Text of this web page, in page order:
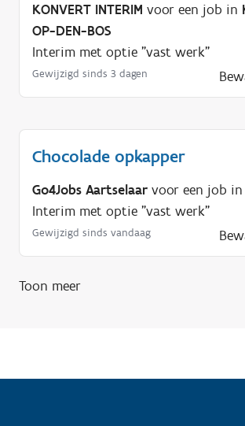
KONVERT INTERIM voor een job in
OP-DEN-BOS
Interim met optie "vast werk"
Gewijzigd sinds 3 dagen
Chocolade opkapper
Go4Jobs Aartselaar voor een job in
Interim met optie "vast werk"
Gewijzigd sinds vandaag
Toon meer